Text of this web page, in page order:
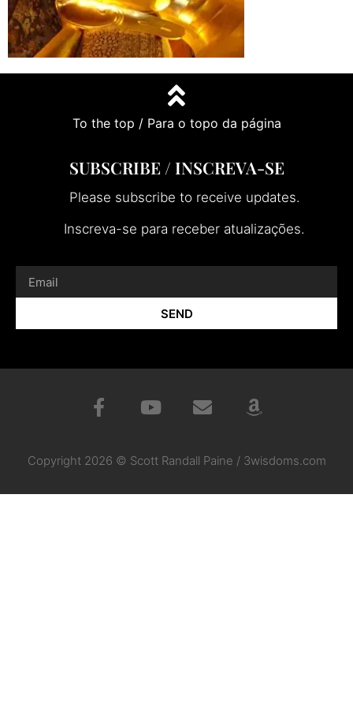
To the top / Para o topo da página
SUBSCRIBE / INSCREVA-SE
Please subscribe to receive updates.
Inscreva-se para receber atualizações.
SEND
Copyright 2026 © Scott Randall Paine / 3wisdoms.com